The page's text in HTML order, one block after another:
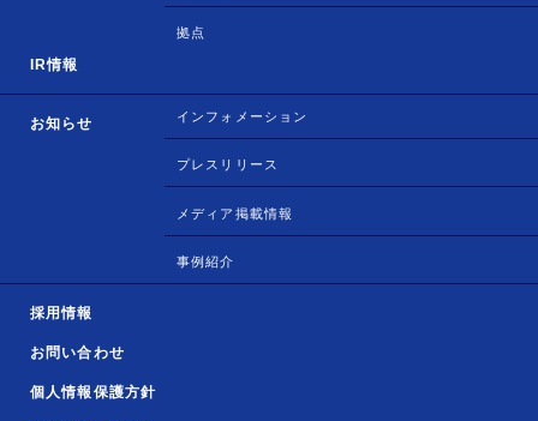
拠点
IR情報
お知らせ インフォメーション
プレスリリース
メディア掲載情報
事例紹介
採用情報
お問い合わせ
個人情報保護方針